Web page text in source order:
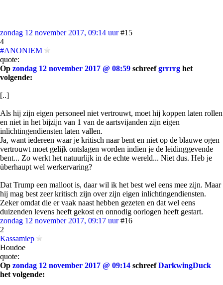
zondag 12 november 2017, 09:14 uur #15
4
#ANONIEM
quote:
Op zondag 12 november 2017 @ 08:59 schreefgrrrrg het
volgende:
[..]
Als hij zijn eigen personeel niet vertrouwt, moet hij koppen laten rollen
en niet in het bijzijn van 1 van de aartsvijanden zijn eigen
inlichtingendiensten laten vallen.
Ja, want iedereen waar je kritisch naar bent en niet op de blauwe ogen
vertrouwt moet gelijk ontslagen worden indien je de leidinggevende
bent... Zo werkt het natuurlijk in de echte wereld... Niet dus. Heb je
überhaupt wel werkervaring?
Dat Trump een malloot is, daar wil ik het best wel eens mee zijn. Maar
hij mag best zeer kritisch zijn over zijn eigen inlichtingendiensten.
Zeker omdat die er vaak naast hebben gezeten en dat wel eens
duizenden levens heeft gekost en onnodig oorlogen heeft gestart.
zondag 12 november 2017, 09:17 uur #16
2
Kassamiep
Houdoe
quote:
Op zondag 12 november 2017 @ 09:14 schreefDarkwingDuck
het volgende: